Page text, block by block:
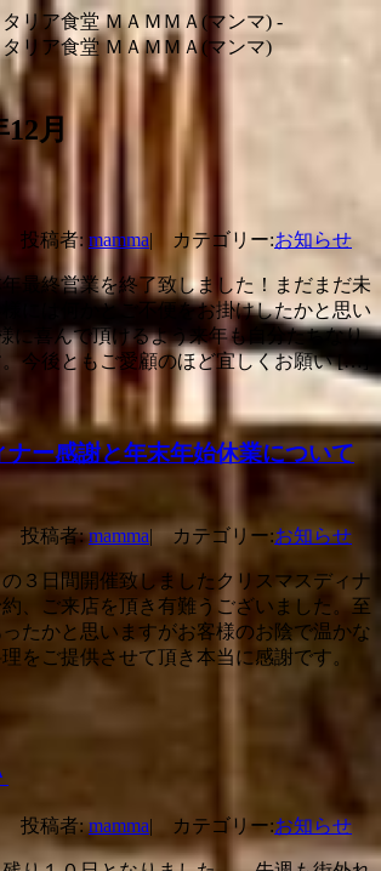
リア食堂 ＭＡＭＭＡ(マンマ) -
リア食堂 ＭＡＭＭＡ(マンマ)
月
投稿者: mamma| カテゴリー:お知らせ
最終営業を終了致しました！まだまだ未
には何かとご不便をお掛けしたかと思い
に喜んで頂けるよう来年も自分たちなり
今後ともご愛顧のほど宜しくお願い […]
ナー感謝と年末年始休業について
投稿者:mamma| カテゴリー:お知らせ
３日間開催致しましたクリスマスディナ
、ご来店を頂き有難うございました。至
たかと思いますがお客様のお陰で温かな
をご提供させて頂き本当に感謝です。
投稿者:mamma| カテゴリー:お知らせ